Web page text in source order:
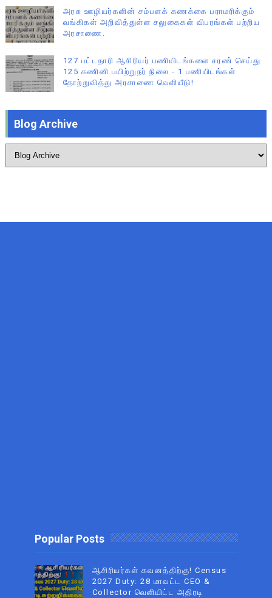
அரசு ஊழியர்களின் சம்பளக் கணக்கை பராமரிக்கும்
வங்கிகள் அறிவித்துள்ள சலுகைகள் விபரங்கள் பற்றிய
அரசாணை.
127 பட்டதாரி ஆசிரியர் பணியிடங்களை சரண் செய்து
125 கணினி பயிற்றுநர் நிலை - 1 பணியிடங்கள்
தோற்றுவித்து அரசாணை வெளியீடு!
Blog Archive
Popular Posts
ஆசிரியர்கள் கவனத்திற்கு! Census
2027 Duty: 28 மாவட்ட CEO &
Collector வெளியிட்ட அதிரடி